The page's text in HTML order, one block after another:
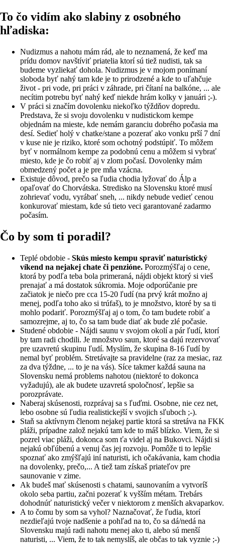
To čo vidím ako slabiny z osobného
hľadiska:
Nudizmus a nahotu mám rád, ale to neznamená, že keď ma
prídu domov navštíviť priatelia ktorí sú tiež nudisti, tak sa
budeme vyzliekať dohola. Nudizmus je v mojom ponímaní
sloboda byť nahý tam kde je to prirodzené a kde to uľahčuje
život - pri vode, pri práci v záhrade, pri čítaní na balkóne, ... ale
necítim potrebu byť nahý keď niekde hrám kolky v januári ;-).
V práci si značím dovolenku niekoľko týždňov dopredu.
Predstava, že si svoju dovolenku v nudistickom kempe
objednám na mieste, kde nemám garanciu dobrého počasia ma
desí. Sedieť holý v chatke/stane a pozerať ako vonku prší 7 dní
v kuse nie je riziko, ktoré som ochotný podstúpiť. To môžem
byť v normálnom kempe za podobnú cenu a môžem si vybrať
miesto, kde je čo robiť aj v zlom počasí. Dovolenky mám
obmedzený počet a je pre mňa vzácna.
Existuje dôvod, prečo sa ľudia chodia lyžovať do Álp a
opaľovať do Chorvátska. Stredisko na Slovensku ktoré musí
zohrievať vodu, vyrábať sneh, ... nikdy nebude vedieť cenou
konkurovať miestam, kde sú tieto veci garantované zadarmo
počasím.
Čo by som ti poradil?
Teplé obdobie - Skús miesto kempu spraviť naturistický
víkend na nejakej chate či penzióne. Porozmýšľaj o cene,
ktorá by podľa teba bola primeraná, nájdi objekt ktorý si vieš
prenajať a má dostatok súkromia. Moje odporúčanie pre
začiatok je niečo pre cca 15-20 ľudí (na prvý krát možno aj
menej, podľa toho ako si trúfaš), to je množstvo, ktoré by sa ti
mohlo podariť. Porozmýšľaj aj o tom, čo tam budete robiť a
samozrejme, aj to, čo sa tam bude diať ak bude zlé počasie.
Studené obdobie - Nájdi saunu v svojom okolí a pár ľudí, ktorí
by tam radi chodili. Je množstvo saun, ktoré sa dajú rezervovať
pre uzavretú skupinu ľudí. Myslím, že skupina 8-16 ľudí by
nemal byť problém. Stretávajte sa pravidelne (raz za mesiac, raz
za dva týždne, ... to je na vás). Síce takmer každá sauna na
Slovensku nemá problems nahotou (niektoré to dokonca
vyžadujú), ale ak budete uzavretá spoločnosť, lepšie sa
porozprávate.
Naberaj skúsenosti, rozprávaj sa s ľuďmi. Osobne, nie cez net,
lebo osobne sú ľudia realistickejší v svojich sľuboch ;-).
Staň sa aktívnym členom nejakej partie ktorá sa stretáva na FKK
pláži, prípadne založ nejakú tam kde to máš blízko. Viem, že si
pozrel viac pláži, dokonca som ťa videl aj na Bukovci. Nájdi si
nejakú obľúbenú a venuj čas jej rozvoju. Pomôže ti to lepšie
spoznať ako zmýšľajú iní naturisti, ich očakávania, kam chodia
na dovolenky, prečo,... A tiež tam získaš priateľov pre
saunovanie v zime.
Ak budeš mať skúsenosti s chatami, saunovaním a vytvoríš
okolo seba partiu, začni pozerať k vyšším métam. Trebárs
dohodnúť naturistický večer v niektorom z menších akvaparkov.
A to čomu by som sa vyhol? Naznačovať, že ľudia, ktorí
nezdieľajú tvoje nadšenie a pohľad na to, čo sa dá/nedá na
Slovensku majú radi nahotu menej ako ti, alebo sú menší
naturisti, ... Viem, že to tak nemyslíš, ale občas to tak vyznie ;-)